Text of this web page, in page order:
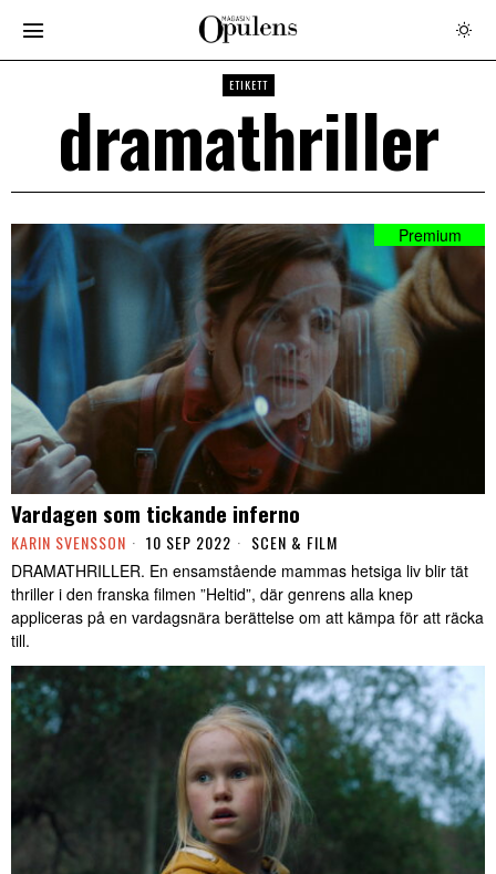
ETIKETT
dramathriller
Vardagen som tickande inferno
KARIN SVENSSON 10 SEP 2022 SCEN & FILM
DRAMATHRILLER. En ensamstående mammas hetsiga liv blir tät
thriller i den franska filmen ”Heltid”, där genrens alla knep
appliceras på en vardagsnära berättelse om att kämpa för att räcka
till.